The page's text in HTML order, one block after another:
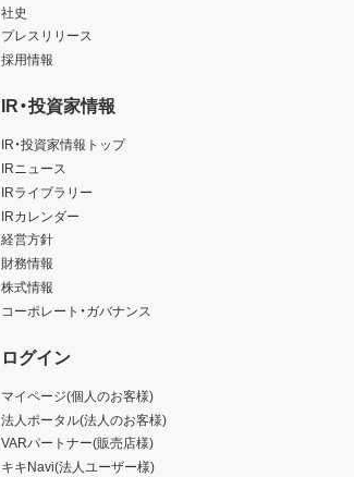
社史
プレスリリース
採用情報
IR・投資家情報
IR・投資家情報トップ
IRニュース
IRライブラリー
IRカレンダー
経営方針
財務情報
株式情報
コーポレート・ガバナンス
ログイン
マイページ(個人のお客様)
法人ポータル(法人のお客様)
VARパートナー(販売店様)
キキNavi(法人ユーザー様)